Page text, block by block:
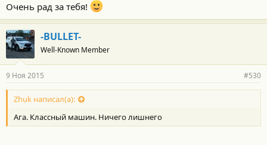
Очень рад за тебя!
-BULLET-
Well-Known Member
9 Ноя 2015 #530
Zhuk написал(а):
Ага. Классный машин. Ничего лишнего